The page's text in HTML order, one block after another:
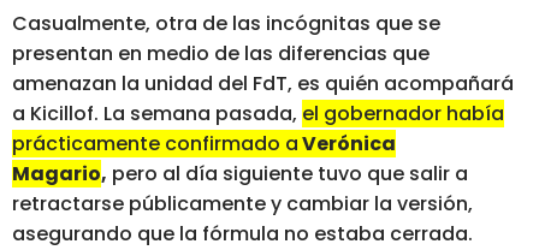
Casualmente, otra de las incógnitas que se
presentan en medio de las diferencias que
amenazan la unidad del FdT, es quién acompañará
a Kicillof. La semana pasada, el gobernador había
prácticamente confirmado aVerónica
Magario, pero al día siguiente tuvo que salir a
retractarse públicamente y cambiar la versión,
asegurando que la fórmula no estaba cerrada.